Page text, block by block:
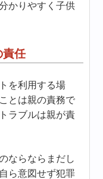
かりやすく子供
責任
を利用する場
とは親の責務で
ラブルは親が責
ならならまだし
ら意図せず犯罪